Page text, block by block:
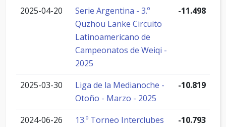
2025-04-20
Serie Argentina - 3.º
Quzhou Lanke Circuito
Latinoamericano de
Campeonatos de Weiqi -
2025
-11.498
2025-03-30
Liga de la Medianoche -
Otoño - Marzo - 2025
-10.819
2024-06-26
13.º Torneo Interclubes
-10.793